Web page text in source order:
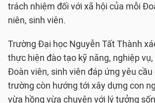
trách nhiệm đối với xã hội của mỗi
niên, sinh viên.
Trường Đại học Nguyễn Tất Thành
thực hiện đào tạo kỹ năng, nghiệp
Đoàn viên, sinh viên đáp ứng yêu cầu
trường còn hướng tới xây dựng con
vừa hồng vừa chuyên với lý tưởng